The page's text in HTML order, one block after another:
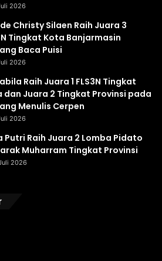
2026
Christy Silaen Raih Juara 3
Tingkat Kota Banjarmasin
Baca Puisi
2026
Raih Juara 1 FLS3N Tingkat
dan Juara 2 Tingkat Provinsi pada
Menulis Cerpen
2026
Putri Raih Juara 2 Lomba Pidato
Muharram Tingkat Provinsi
2026